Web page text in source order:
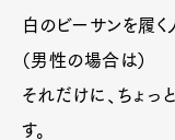
白のビーサンを履く
（男性の場合は）
それだけに、ちょ
す。